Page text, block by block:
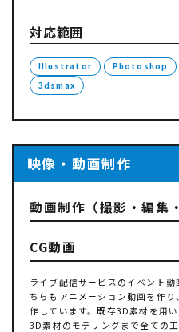
対応範囲
Illustrator Photoshop
3dsmax
映像・動画制作
動画制作（撮影・編集
CG動画
ライブ配信サービスのイベント
ちらもアニメーション動画を作
作しています。既存3D素材を用
3D素材のモデリングまで全ての工